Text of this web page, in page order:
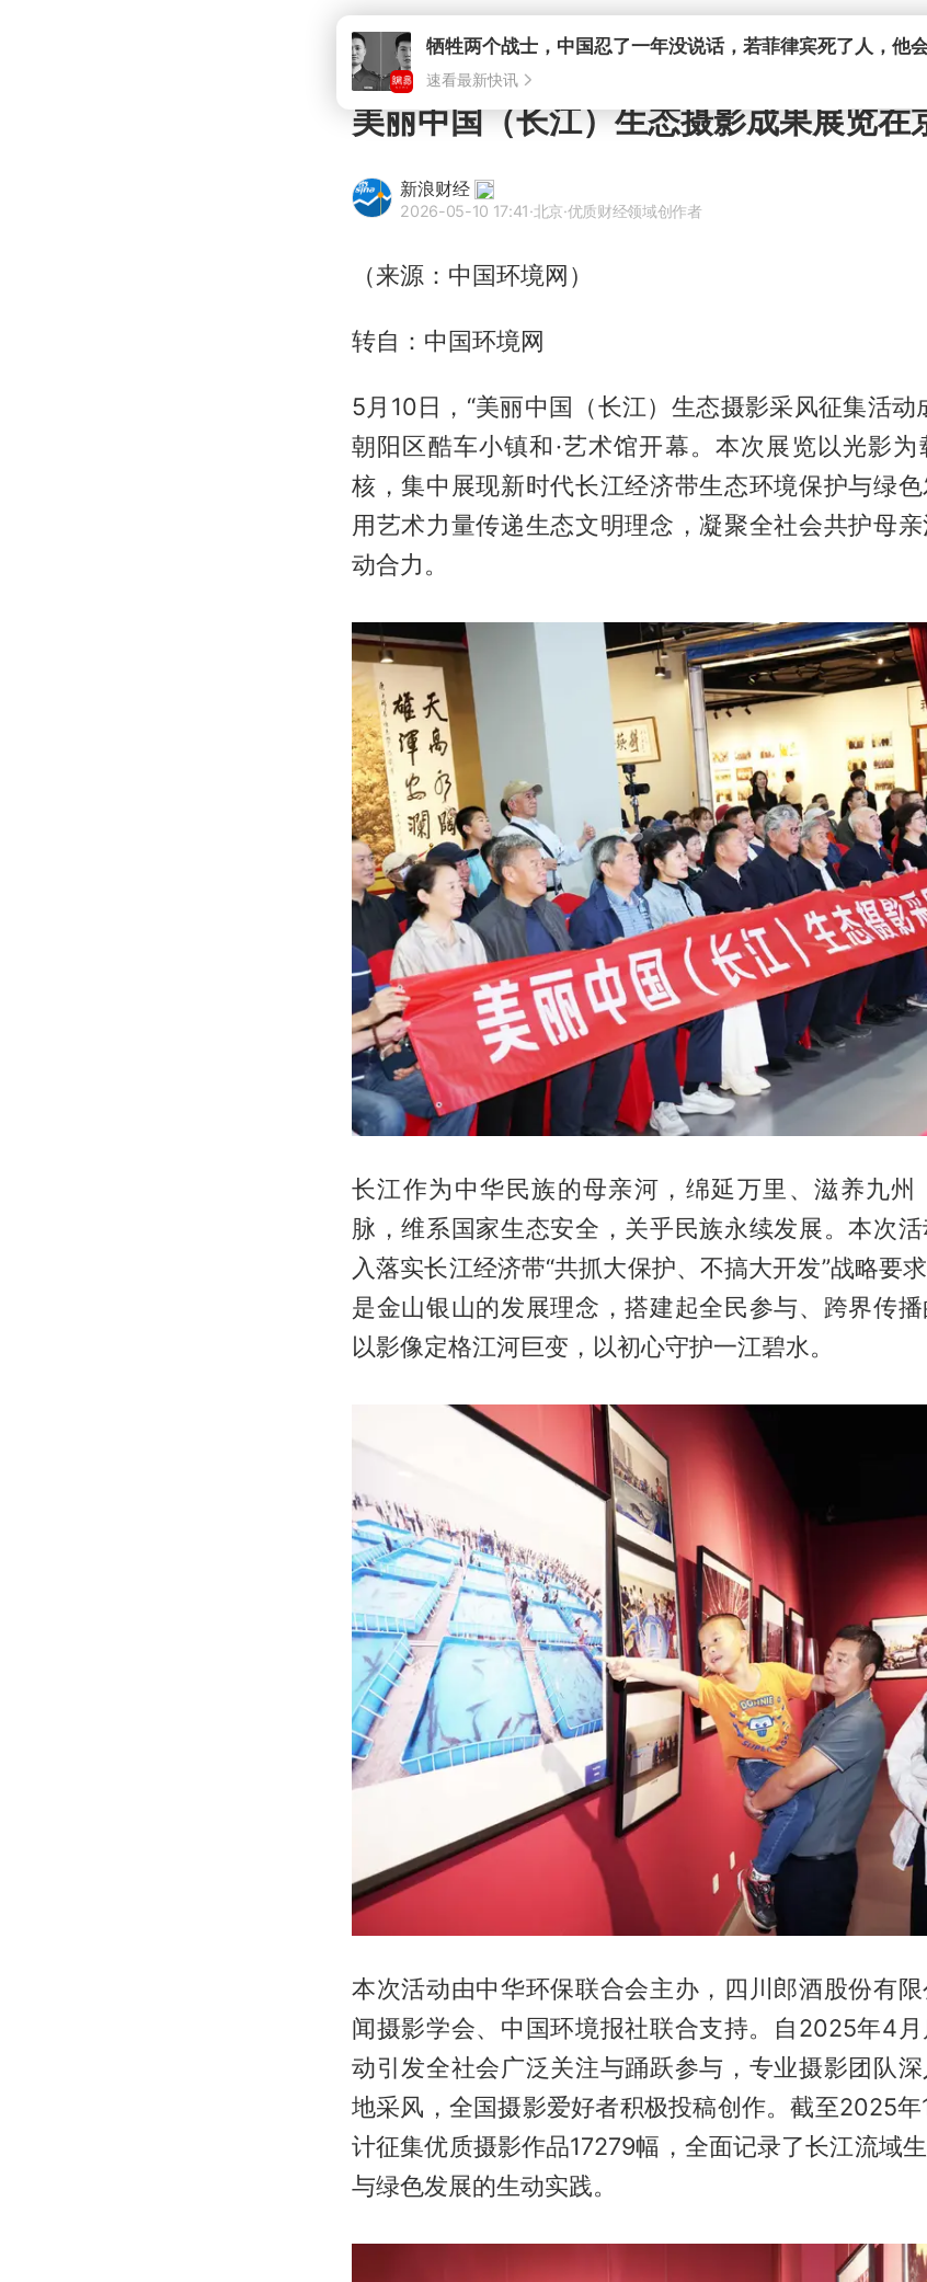
牺牲两个战士，中国忍了一年没说话，若菲律宾死了人，他
速看最新快讯
美丽中国（长江）生态摄影成果展览在
新浪财经
2026-05-10 17:41·北京·优质财经领域创作者
（来源：中国环境网）
转自：中国环境网
5月10日，“美丽中国（长江）生态摄影采风征集活动
朝阳区酷车小镇和·艺术馆开幕。本次展览以光影
核，集中展现新时代长江经济带生态环境保护与绿色
用艺术力量传递生态文明理念，凝聚全社会共护母
动合力。
长江作为中华民族的母亲河，绵延万里、滋养九州
脉，维系国家生态安全，关乎民族永续发展。本次
入落实长江经济带“共抓大保护、不搞大开发”战略要
是金山银山的发展理念，搭建起全民参与、跨界传播
以影像定格江河巨变，以初心守护一江碧水。
本次活动由中华环保联合会主办，四川郎酒股份有
闻摄影学会、中国环境报社联合支持。自2025年4
动引发全社会广泛关注与踊跃参与，专业摄影团队
地采风，全国摄影爱好者积极投稿创作。截至2025
计征集优质摄影作品17279幅，全面记录了长江流域
与绿色发展的生动实践。